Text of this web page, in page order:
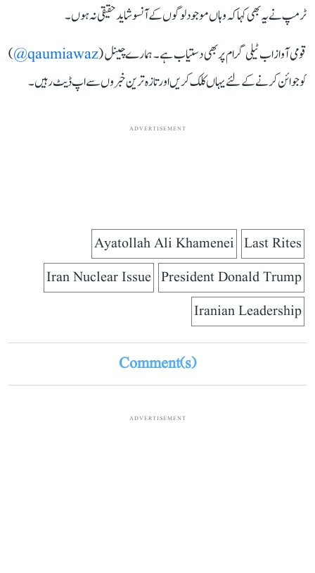
ٹرمپ نے یہ بھی کہا کہ وہاں موجود لوگوں کے آنسو شاید حقیقی نہ ہوں۔
قومی آواز اب ٹیلی گرام پر بھی دستیاب ہے۔ ہمارے چینل (qaumiawaz@
)
کو جوائن کرنے کے لئے یہاں کلک کریں اور تازہ ترین خبروں سے اپ ڈیٹ رہیں۔
ADVERTISEMENT
Last Rites
Ayatollah Ali Khamenei
President Donald Trump
Iran Nuclear Issue
Iranian Leadership
Comment(s)
ADVERTISEMENT